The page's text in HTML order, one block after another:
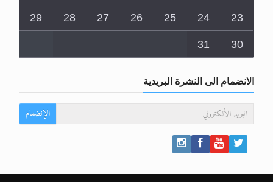
23
24
25
26
27
28
29
30
31
الانضمام الى النشرة البريدية
الإنضمام